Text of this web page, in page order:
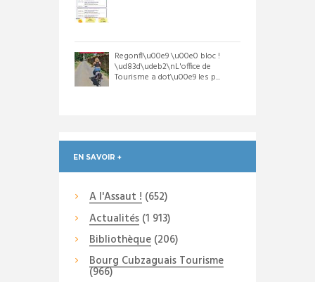
Regonfl\u00e9 \u00e0 bloc !
\ud83d\udeb2\nL'office de
Tourisme a dot\u00e9 les p...
EN SAVOIR +
A l'Assaut ! (652)
Actualités(1 913)
Bibliothèque(206)
Bourg Cubzaguais Tourisme
(966)